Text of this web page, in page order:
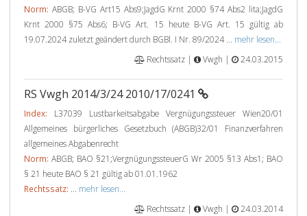
Norm: ABGB; B-VG Art15 Abs9;JagdG Krnt 2000 §74 Abs2 lita;JagdG
Krnt 2000 §75 Abs6; B-VG Art. 15 heute B-VG Art. 15 gültig ab
19.07.2024 zuletzt geändert durch BGBl. I Nr. 89/2024 ... mehr lesen...
Rechtssatz |
Vwgh | 24.03.2015
RS Vwgh 2014/3/24 2010/17/0241
Index: L37039 Lustbarkeitsabgabe Vergnügungssteuer Wien20/01
Allgemeines bürgerliches Gesetzbuch (ABGB)32/01 Finanzverfahren
allgemeines Abgabenrecht
Norm: ABGB; BAO §21;VergnügungssteuerG Wr 2005 §13 Abs1; BAO
§ 21 heute BAO § 21 gültig ab 01.01.1962
Rechtssatz:
mehr lesen...
Rechtssatz |
Vwgh | 24.03.2014